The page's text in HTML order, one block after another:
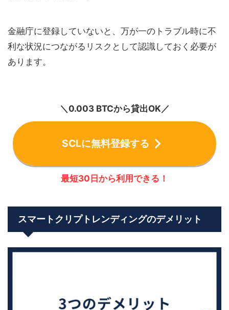
金融庁に登録していないと、万が一のトラブル時に不
利な状況につながるリスクとして認識しておく必要が
あります。
＼0.003 BTCから貸出OK／
SCLに無料登録する
最短30日から利用できる！
スマートクリプトレンディングのデメリット